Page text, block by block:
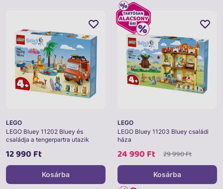
LEGO
LEGO Bluey 11202 Bluey és
családja a tengerpartra utazik
12 990 Ft
Kosárba
LEGO
LEGO Bluey 11203 Bluey családi
háza
24 990 Ft 29 990 Ft
Kosárba